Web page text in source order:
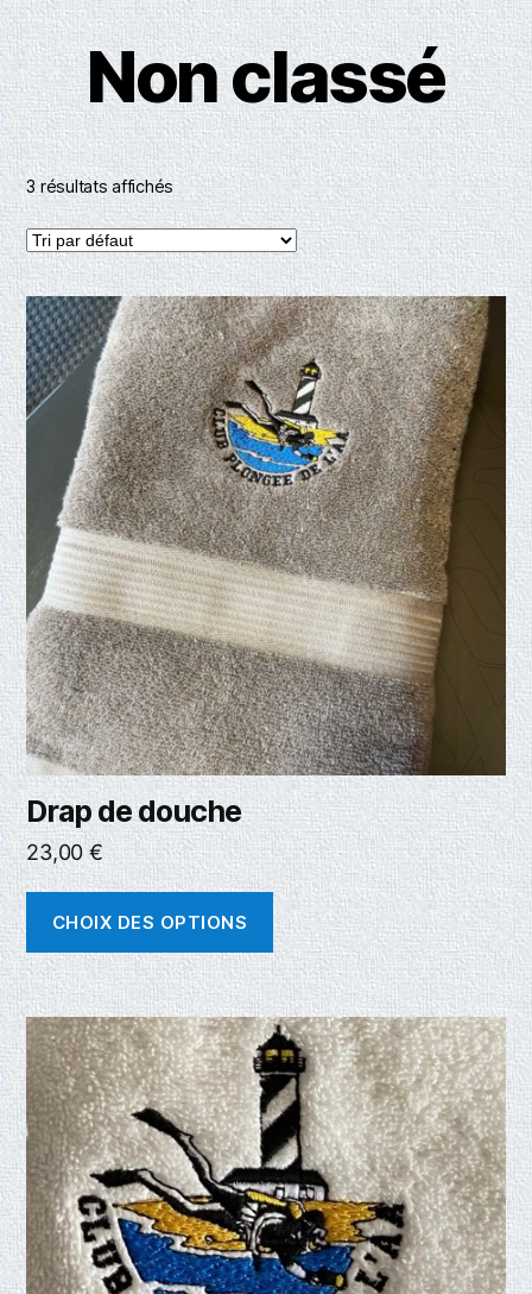
Non classé
3 résultats affichés
Drap de douche
23,00€
CHOIX DES OPTIONS